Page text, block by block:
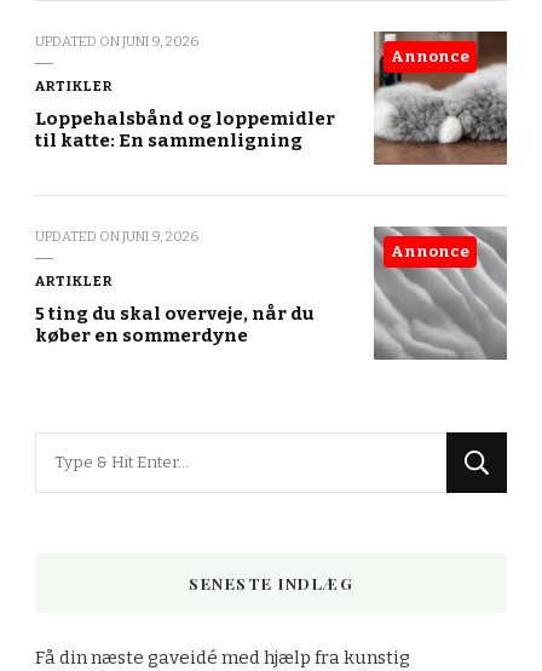
UPDATED ONJUNI 9, 2026
ARTIKLER
Loppehalsbånd og loppemidler
til katte: En sammenligning
Annonce
UPDATED ONJUNI 9, 2026
ARTIKLER
5 ting du skal overveje, når du
køber en sommerdyne
Annonce
SENESTE INDLÆG
Få din næste gaveidé med hjælp fra kunstig